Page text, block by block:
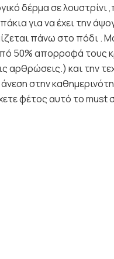
δέρμα σε
για να έχει την
πάνω στο πόδι .
50% απορροφά τους
αρθρώσεις.) και την
στην
φέτος αυτό το